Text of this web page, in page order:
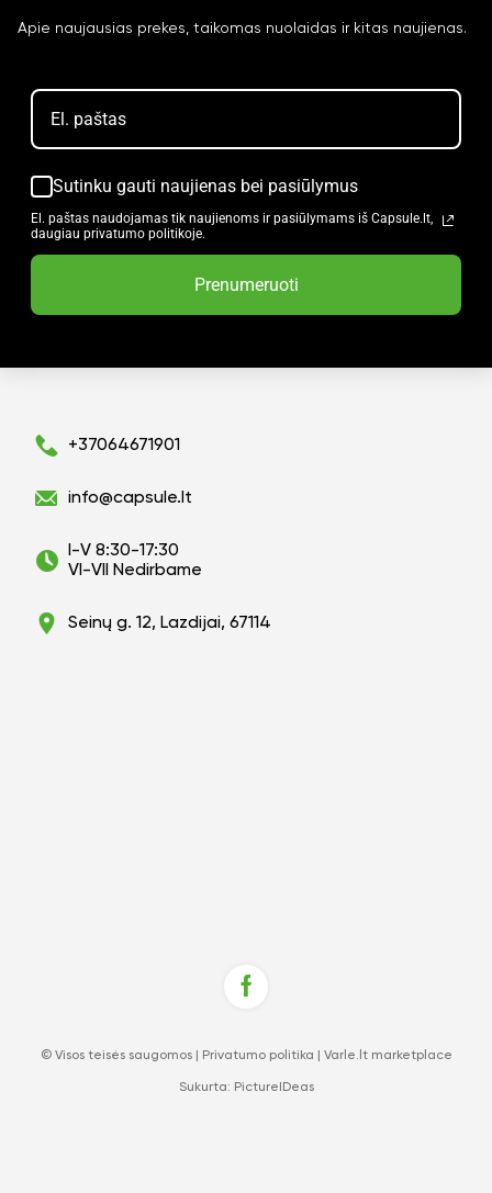
Apie naujausias prekes, taikomas nuolaidas ir kitas naujienas.
Sutinku gauti naujienas bei pasiūlymus
El. paštas naudojamas tik naujienoms ir pasiūlymams iš Capsule.lt,
daugiau privatumo politikoje.
Prenumeruoti
+37064671901
info@capsule.lt
I-V 8:30-17:30
VI-VII Nedirbame
Seinų g. 12, Lazdijai, 67114
© Visos teisės saugomos | Privatumo politika Varle.lt marketplace
Sukurta: PictureIDeas